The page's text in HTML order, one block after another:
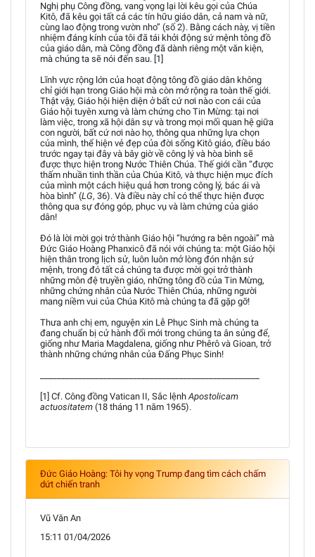
Nghị phụ Công đồng, vang vọng lại lời kêu gọi của Chúa
Kitô, đã kêu gọi tất cả các tín hữu giáo dân, cả nam và nữ,
cùng lao động trong vườn nho” (số 2). Bằng cách này, vị tiền
nhiệm đáng kính của tôi đã tái khởi động sứ mệnh tông đồ
của giáo dân, mà Công đồng đã dành riêng một văn kiện,
mà chúng ta sẽ nói đến sau. [1]
Lĩnh vực rộng lớn của hoạt động tông đồ giáo dân không
chỉ giới hạn trong Giáo hội mà còn mở rộng ra toàn thế giới.
Thật vậy, Giáo hội hiện diện ở bất cứ nơi nào con cái của
Giáo hội tuyên xưng và làm chứng cho Tin Mừng: tại nơi
làm việc, trong xã hội dân sự và trong mọi mối quan hệ giữa
con người, bất cứ nơi nào họ, thông qua những lựa chọn
của mình, thể hiện vẻ đẹp của đời sống Kitô giáo, điều báo
trước ngay tại đây và bây giờ về công lý và hòa bình sẽ
được thực hiện trong Nước Thiên Chúa. Thế giới cần “được
thấm nhuần tinh thần của Chúa Kitô, và thực hiện mục đích
của mình một cách hiệu quả hơn trong công lý, bác ái và
hòa bình” (LG, 36). Và điều này chỉ có thể thực hiện được
thông qua sự đóng góp, phục vụ và làm chứng của giáo
dân!
Đó là lời mời gọi trở thành Giáo hội “hướng ra bên ngoài” mà
Đức Giáo Hoàng Phanxicô đã nói với chúng ta: một Giáo hội
hiện thân trong lịch sử, luôn luôn mở lòng đón nhận sứ
mệnh, trong đó tất cả chúng ta được mời gọi trở thành
những môn đệ truyền giáo, những tông đồ của Tin Mừng,
những chứng nhân của Nước Thiên Chúa, những người
mang niềm vui của Chúa Kitô mà chúng ta đã gặp gỡ!
Thưa anh chị em, nguyện xin Lễ Phục Sinh mà chúng ta
đang chuẩn bị cử hành đổi mới trong chúng ta ân sủng để,
giống như Maria Magdalena, giống như Phêrô và Gioan, trở
thành những chứng nhân của Đấng Phục Sinh!
[1] Cf. Công đồng Vatican II, Sắc lệnh Apostolicam
actuositatem (18 tháng 11 năm 1965).
Đức Giáo Hoàng: Tôi hy vọng Trump đang tìm cách chấm
dứt chiến tranh
Vũ Văn An
15:11 01/04/2026